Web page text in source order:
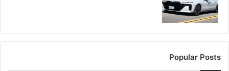
Popular Posts